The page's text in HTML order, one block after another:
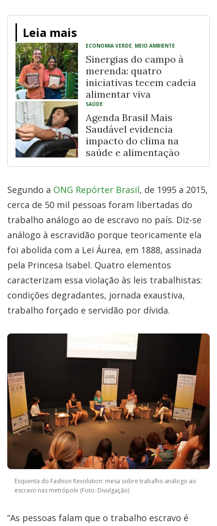
Leia mais
ECONOMIA VERDE, MEIO AMBIENTE
Sinergias do campo à
merenda: quatro
iniciativas tecem cadeia
alimentar viva
SAÚDE
Agenda Brasil Mais
Saudável evidencia
impacto do clima na
saúde e alimentação
Segundo a ONG Repórter Brasil, de 1995 a 2015,
cerca de 50 mil pessoas foram libertadas do
trabalho análogo ao de escravo no país. Diz-se
análogo à escravidão porque teoricamente ela
foi abolida com a Lei Áurea, em 1888, assinada
pela Princesa Isabel. Quatro elementos
caracterizam essa violação às leis trabalhistas:
condições degradantes, jornada exaustiva,
trabalho forçado e servidão por dívida.
Esquenta do Fashion Revolution: mesa sobre trabalho análogo ao
escravo nas metrópole (Foto: Divulgação)
“As pessoas falam que o trabalho escravo é